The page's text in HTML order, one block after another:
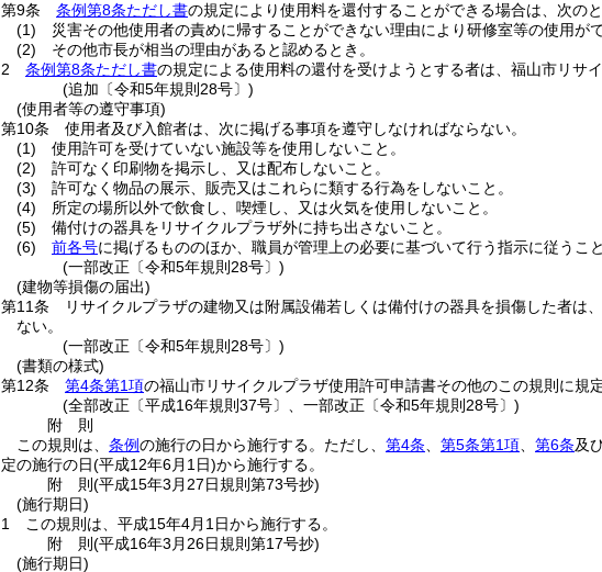
第9条
条例第8条ただし書の規定により使用料を還付することができる場合は、次のと
(1)
災害その他使用者の責めに帰することができない理由により研修室等の使用が
(2)
その他市長が相当の理由があると認めるとき。
2
条例第8条ただし書の規定による使用料の還付を受けようとする者は、福山市リサ
(追加〔令和5年規則28号〕)
(使用者等の遵守事項)
第10条
使用者及び入館者は、次に掲げる事項を遵守しなければならない。
(1)
使用許可を受けていない施設等を使用しないこと。
(2)
許可なく印刷物を掲示し、又は配布しないこと。
(3)
許可なく物品の展示、販売又はこれらに類する行為をしないこと。
(4)
所定の場所以外で飲食し、喫煙し、又は火気を使用しないこと。
(5)
備付けの器具をリサイクルプラザ外に持ち出さないこと。
(6)
前各号に掲げるもののほか、職員が管理上の必要に基づいて行う指示に従うこと
(一部改正〔令和5年規則28号〕)
(建物等損傷の届出)
第11条
リサイクルプラザの建物又は附属設備若しくは備付けの器具を損傷した者
ない。
(一部改正〔令和5年規則28号〕)
(書類の様式)
第12条
第4条第1項の福山市リサイクルプラザ使用許可申請書その他のこの規則に規
(全部改正〔平成16年規則37号〕、一部改正〔令和5年規則28号〕)
附 則
この規則は、 条例の施行の日から施行する。 ただし、 第4条 第5条第1項 第6条及
定の施行の日(平成12年6月1日)から施行する。
附 則(平成15年3月27日規則第73号抄)
(施行期日)
1
この規則は、平成15年4月1日から施行する。
附 則(平成16年3月26日規則第17号抄)
(施行期日)